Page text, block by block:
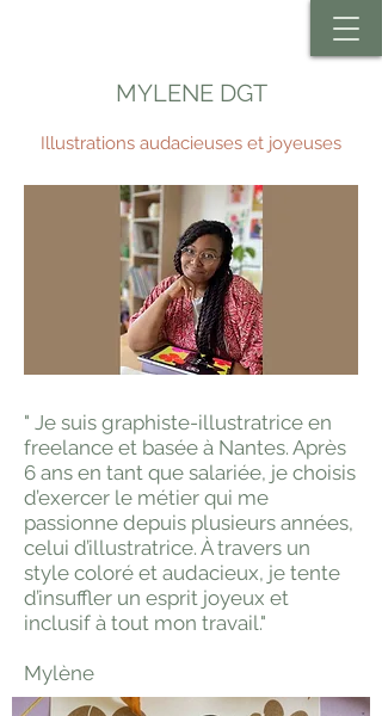
MYLENE DGT
Illustrations audacieuses et joyeuses
" Je suis graphiste-illustratrice en
freelance et basée à Nantes. Après
6 ans en tant que salariée, je choisis
d’exercer le métier qui me
passionne depuis plusieurs années,
celui d’illustratrice. À travers un
style coloré et audacieux, je tente
d’insuffler un esprit joyeux et
inclusif à tout mon travail."
Mylène